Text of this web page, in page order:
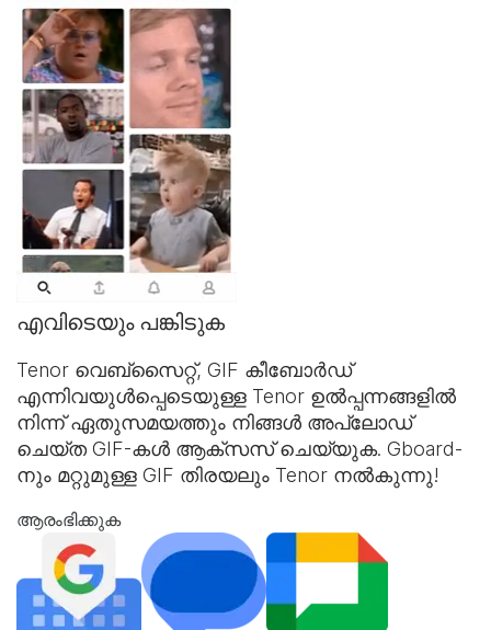
എവിടെയും പങ്കിടുക
Tenor വെബ്‌സൈറ്റ്, GIF കീബോർഡ്
എന്നിവയുൾപ്പെടെയുള്ള Tenor ഉൽപ്പന്നങ്ങളിൽ
നിന്ന് ഏതുസമയത്തും നിങ്ങൾ അപ്‌ലോഡ്
ചെയ്ത GIF-കൾ ആക്‌സസ് ചെയ്യുക. Gboard-
നും മറ്റുമുള്ള GIF തിരയലും Tenor നൽകുന്നു!
ആരംഭിക്കുക